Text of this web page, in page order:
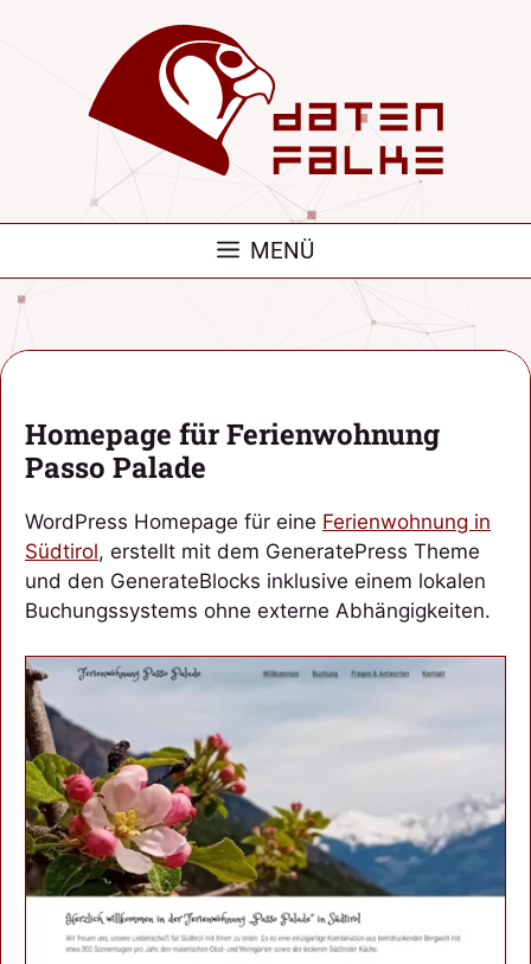
MENÜ
Homepage für Ferienwohnung
Passo Palade
WordPress Homepage für eine Ferienwohnung in
Südtirol, erstellt mit dem GeneratePress Theme
und den GenerateBlocks inklusive einem lokalen
Buchungssystems ohne externe Abhängigkeiten.